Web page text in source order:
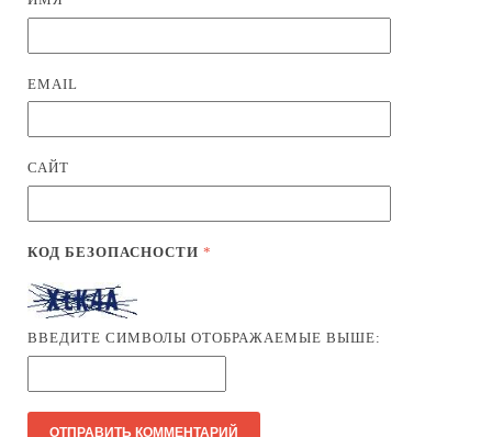
EMAIL
САЙТ
КОД БЕЗОПАСНОСТИ*
ВВЕДИТЕ СИМВОЛЫ ОТОБРАЖАЕМЫЕ ВЫШЕ: